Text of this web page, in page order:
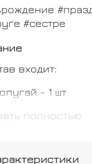
#сестре
входит:
- 1 шт
- 1 шт
полностью